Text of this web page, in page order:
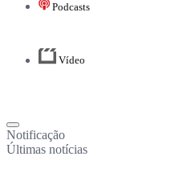
Podcasts
Vídeo
Notificação
Últimas notícias